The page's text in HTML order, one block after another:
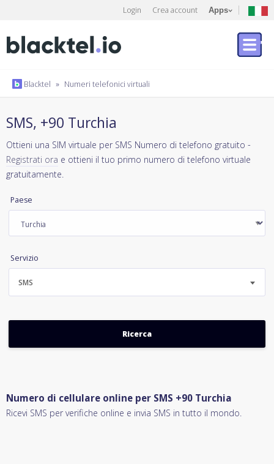
Login Crea account Apps
Blacktel » Numeri telefonici virtuali
SMS, +90 Turchia
Ottieni una SIM virtuale per SMS Numero di telefono gratuito -
Registrati ora e ottieni il tuo primo numero di telefono virtuale
gratuitamente.
Paese
Servizio
SMS
Numero di cellulare online per SMS +90 Turchia
Ricevi SMS per verifiche online e invia SMS in tutto il mondo.